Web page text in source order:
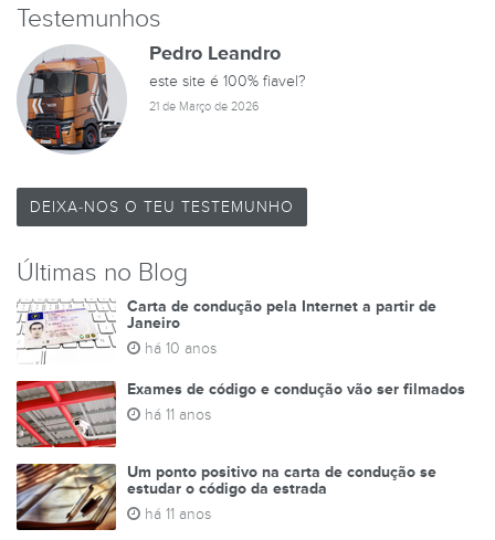
Testemunhos
Pedro Leandro
este site é 100% fiavel?
21 de Março de 2026
DEIXA-NOS O TEU TESTEMUNHO
Últimas no Blog
Carta de condução pela Internet a partir de
Janeiro
há 10 anos
Exames de código e condução vão ser filmados
há 11 anos
Um ponto positivo na carta de condução se
estudar o código da estrada
há 11 anos